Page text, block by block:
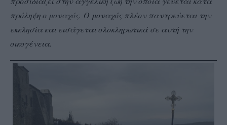
πρόληψη ο μοναχός. Ο μοναχός πλέον παντρεύεται την
εκκλησία και εισάγεται ολοκληρωτικά σε αυτή την
οικογένεια.